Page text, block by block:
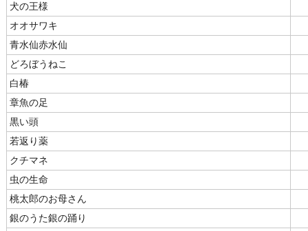
犬の王様
オオサワキ
青水仙赤水仙
どろぼうねこ
白椿
章魚の足
黒い頭
若返り薬
クチマネ
虫の生命
桃太郎のお母さん
銀のうた銀の踊り